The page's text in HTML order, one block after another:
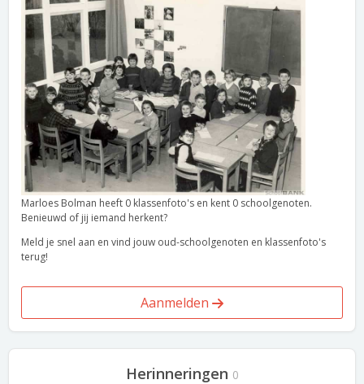
Marloes Bolman heeft 0 klassenfoto's en kent 0 schoolgenoten.
Benieuwd of jij iemand herkent?
Meld je snel aan en vind jouw oud-schoolgenoten en klassenfoto's
terug!
Aanmelden
Herinneringen 0